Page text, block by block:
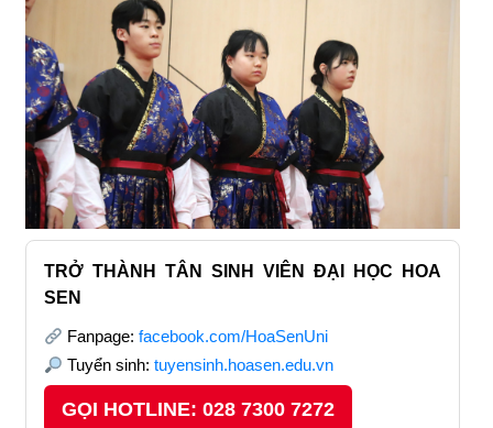
TRỞ THÀNH TÂN SINH VIÊN ĐẠI HỌC HOA
SEN
Fanpage: facebook.com/HoaSenUni
Tuyển sinh: tuyensinh.hoasen.edu.vn
GỌI HOTLINE: 028 7300 7272